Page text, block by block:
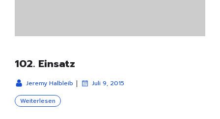
102. Einsatz
Jeremy Halbleib | Juli 9, 2015
Weiterlesen